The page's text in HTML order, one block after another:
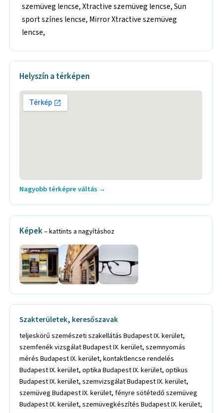
szemüveg lencse, Xtractive szemüveg lencse, Sun
sport színes lencse, Mirror Xtractive szemüveg
lencse,
Helyszín a térképen
Nagyobb térképre váltás →
Képek– kattints a nagyításhoz
Szakterületek, keresőszavak
teljeskörű szemészeti szakellátás Budapest IX. kerület,
szemfenék vizsgálat Budapest IX. kerület, szemnyomás
mérés Budapest IX. kerület, kontaktlencse rendelés
Budapest IX. kerület, optika Budapest IX. kerület, optikus
Budapest IX. kerület, szemvizsgálat Budapest IX. kerület,
szemüveg Budapest IX. kerület, fényre sötétedő szemüveg
Budapest IX. kerület, szemüvegkészítés Budapest IX. kerület,